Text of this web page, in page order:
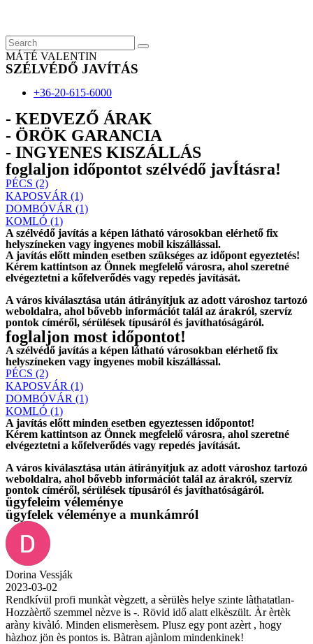
content
MÁTÉ VALENTIN
SZÉLVÉDŐ JAVÍTÁS
+36-20-615-6000
- KEDVEZŐ ÁRAK
- ÖRÖK GARANCIA
- INGYENES KISZÁLLÁS
foglaljon időpontot szélvédő javÍtásra!
PÉCS (2)
KAPOSVÁR (1)
DOMBÓVÁR (1)
KOMLÓ (1)
A szélvédő javítás a képen látható városokban elérhető fix
helyszíneken vagy ingyenes mobil kiszállással.
A javítás előtt minden esetben szükséges az időpont egyeztetés!
Kérem kattintson az Önnek megfelelő városra, ahol szeretné
elvégeztetni a kőfelverődés vagy repedés javítását.
A város kiválasztása után átirányítjuk az adott városhoz tartozó
weboldalra, ahol bővebb információt talál az árakról, szervíz
pontok címéről, sérülések típusáról és javíthatóságáról.
foglaljon most időpontot!
A szélvédő javítás a képen látható városokban elérhető fix
helyszíneken vagy ingyenes mobil kiszállással.
PÉCS (2)
KAPOSVÁR (1)
DOMBÓVÁR (1)
KOMLÓ (1)
A javítás előtt minden esetben egyeztessen időpontot!
Kérem kattintson az Önnek megfelelő városra, ahol szeretné
elvégeztetni a kőfelverődés vagy repedés javítását.
A város kiválasztása után átirányítjuk az adott városhoz tartozó
weboldalra, ahol bővebb információt talál az árakról, szervíz
pontok címéről, sérülések típusáról és javíthatóságáról.
ügyfeleim véleménye
ügyfelek véleménye a munkámról
Dorina Vessják
2023-03-02
Rendkívül profi munkàt vègzett, a sèrülès helye szinte làthatatlan-
Hozzàèrtő szemmel nèzve is -. Rövid idő alatt elkèszült. Àr èrtèk
aràny kivàló. Minden elismerèsem. Plusz egy pont azèrt , hogy
hàzhoz jön ès pontos is. Bàtran ajànlom mindenkinek!